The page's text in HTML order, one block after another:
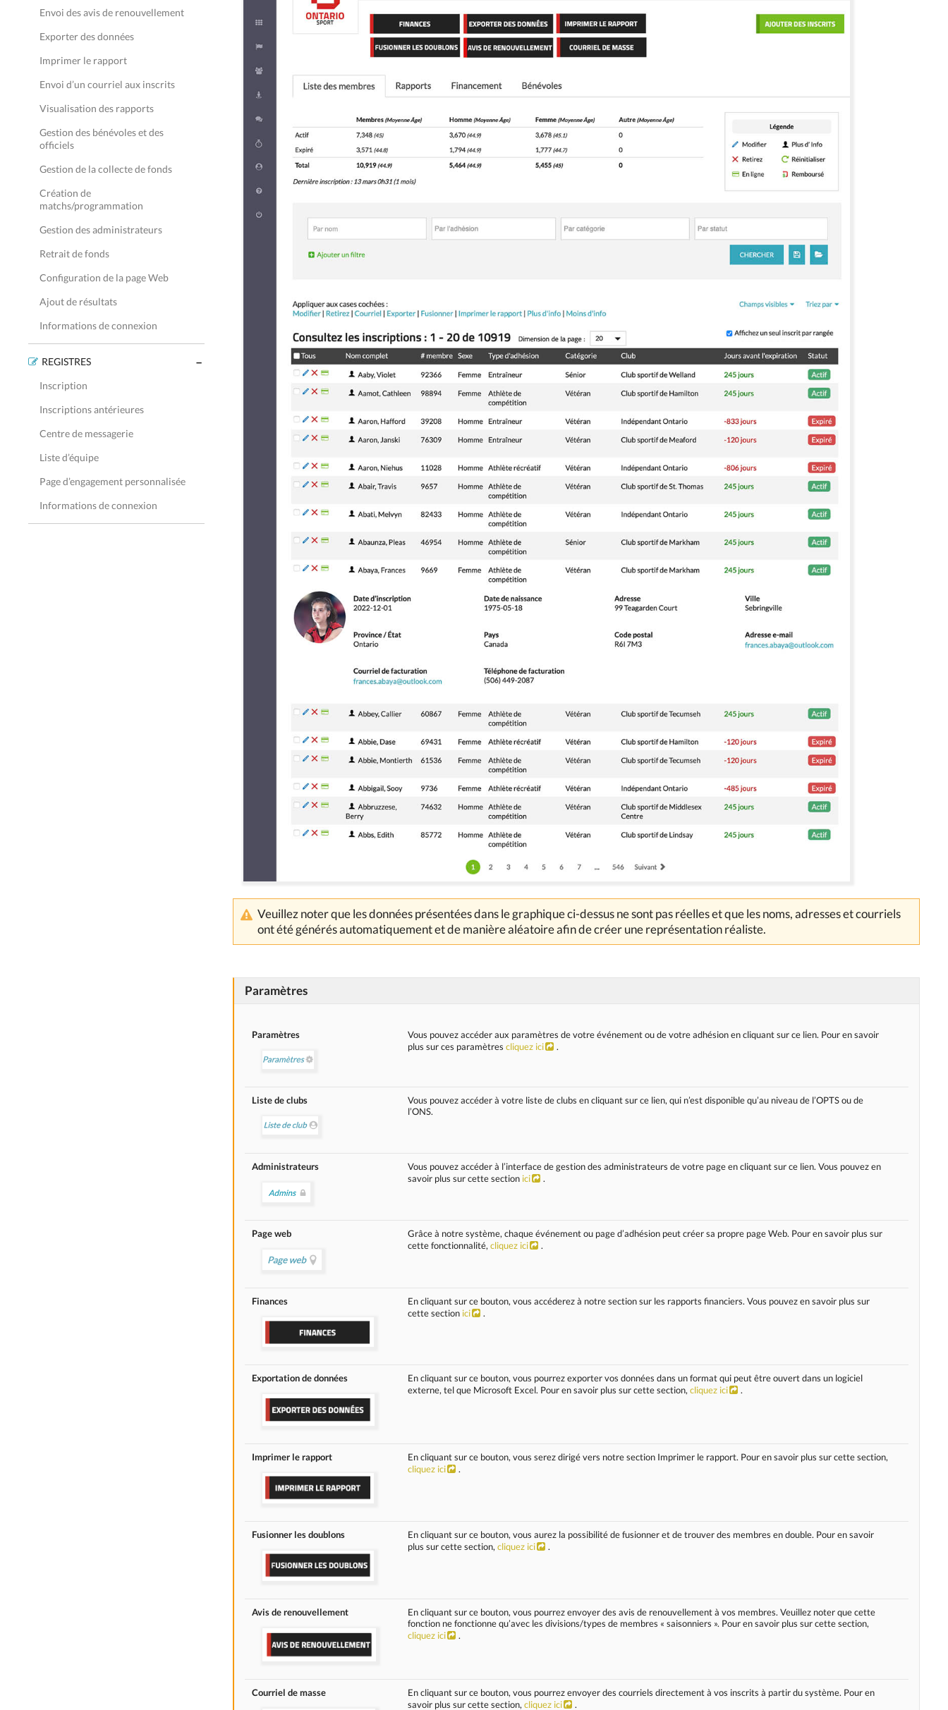
Envoi des avis de renouvellement
Exporter des données
Imprimer le rapport
Envoi d’un courriel aux inscrits
Visualisation des rapports
Gestion des bénévoles et des
officiels
Gestion de la collecte de fonds
Création de
matchs/programmation
Gestion des administrateurs
Retrait de fonds
Configuration de la page Web
Ajout de résultats
Informations de connexion
REGISTRES
Inscription
Inscriptions antérieures
Centre de messagerie
Liste d’équipe
Page d’engagement personnalisée
Informations de connexion
Veuillez noter que les données présentées dans le graphique ci-dessus ne sont pas réelles et que les noms, adresses et courriels
ont été générés automatiquement et de manière aléatoire afin de créer une représentation réaliste.
Paramètres
Paramètres
Vous pouvez accéder aux paramètres de votre événement ou de votre adhésion en cliquant sur ce lien. Pour en savoir
plus sur ces paramètrescliquez ici .
Liste de clubs
Vous pouvez accéder à votre liste de clubs en cliquant sur ce lien, qui n’est disponible qu’au niveau de l’OPTS ou de
l’ONS.
Administrateurs
Vous pouvez accéder à l’interface de gestion des administrateurs de votre page en cliquant sur ce lien. Vous pouvez en
savoir plus sur cette section ici .
Page web
Grâce à notre système, chaque événement ou page d’adhésion peut créer sa propre page Web. Pour en savoir plus sur
cette fonctionnalité,cliquez ici .
Finances
En cliquant sur ce bouton, vous accéderez à notre section sur les rapports financiers. Vous pouvez en savoir plus sur
cette section ici .
Exportation de données
En cliquant sur ce bouton, vous pourrez exporter vos données dans un format qui peut être ouvert dans un logiciel
externe, tel que Microsoft Excel. Pour en savoir plus sur cette section,cliquez ici .
Imprimer le rapport
En cliquant sur ce bouton, vous serez dirigé vers notre section Imprimer le rapport. Pour en savoir plus sur cette section,
cliquez ici
.
Fusionner les doublons
En cliquant sur ce bouton, vous aurez la possibilité de fusionner et de trouver des membres en double. Pour en savoir
plus sur cette section,cliquez ici .
Avis de renouvellement
En cliquant sur ce bouton, vous pourrez envoyer des avis de renouvellement à vos membres. Veuillez noter que cette
fonction ne fonctionne qu’avec les divisions/types de membres « saisonniers ». Pour en savoir plus sur cette section,
cliquez ici
.
Courriel de masse
En cliquant sur ce bouton, vous pourrez envoyer des courriels directement à vos inscrits à partir du système. Pour en
savoir plus sur cette section,cliquez ici .